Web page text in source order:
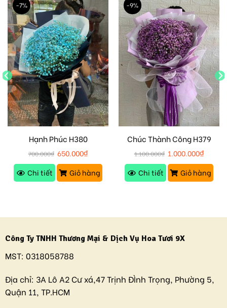
-7%
Hạnh Phúc H380
700.000₫ 650.000₫
Chi tiết
Giỏ hàng
-9%
Chúc Thành Công H379
1.100.000₫ 1.000.000₫
Chi tiết
Giỏ hàng
Công Ty TNHH Thương Mại & Dịch Vụ Hoa Tươi 9X
MST: 0318058788
Địa chỉ: 3A Lô A2 Cư xá,47 Trịnh ĐÌnh Trọng, Phường 5,
Quận 11, TP.HCM